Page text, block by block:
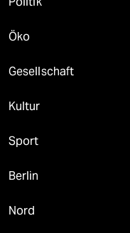
Öko
Gesellschaft
Kultur
Sport
Berlin
Nord